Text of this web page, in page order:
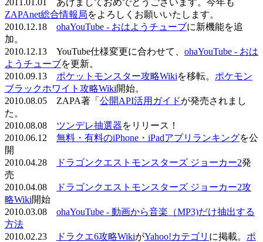
ZAPAnet総合情報局をよろしくお願いいたします。
2010.12.18 ohaYouTube - おはようチューブに新機能を追
加。
2010.12.13 YouTube仕様変更に合わせて、 ohaYouTube - おは
ようチューブを更新。
2010.09.13 ポケットモンスター攻略Wikiを移転。 ポケモン
ブラックホワイト攻略Wiki開始。
2010.08.05 ZAPA著「 公開API活用ガイドが発売されまし
た。
2010.08.08 ツンデレ抽選器をリリース！
2010.06.12 無料・有料のiPhone・iPadアプリランキングを公
開
2010.04.28
ドラゴンクエストモンスターズ ジョーカー2発
売
2010.04.08
ドラゴンクエストモンスターズ ジョーカー2攻
略Wiki開始
2010.03.08 ohaYouTube - 動画から音楽（MP3)だけ抽出する
方法
2010.02.23
ドラクエ6攻略WikiがYahoo!カテゴリ に掲載。 ポ